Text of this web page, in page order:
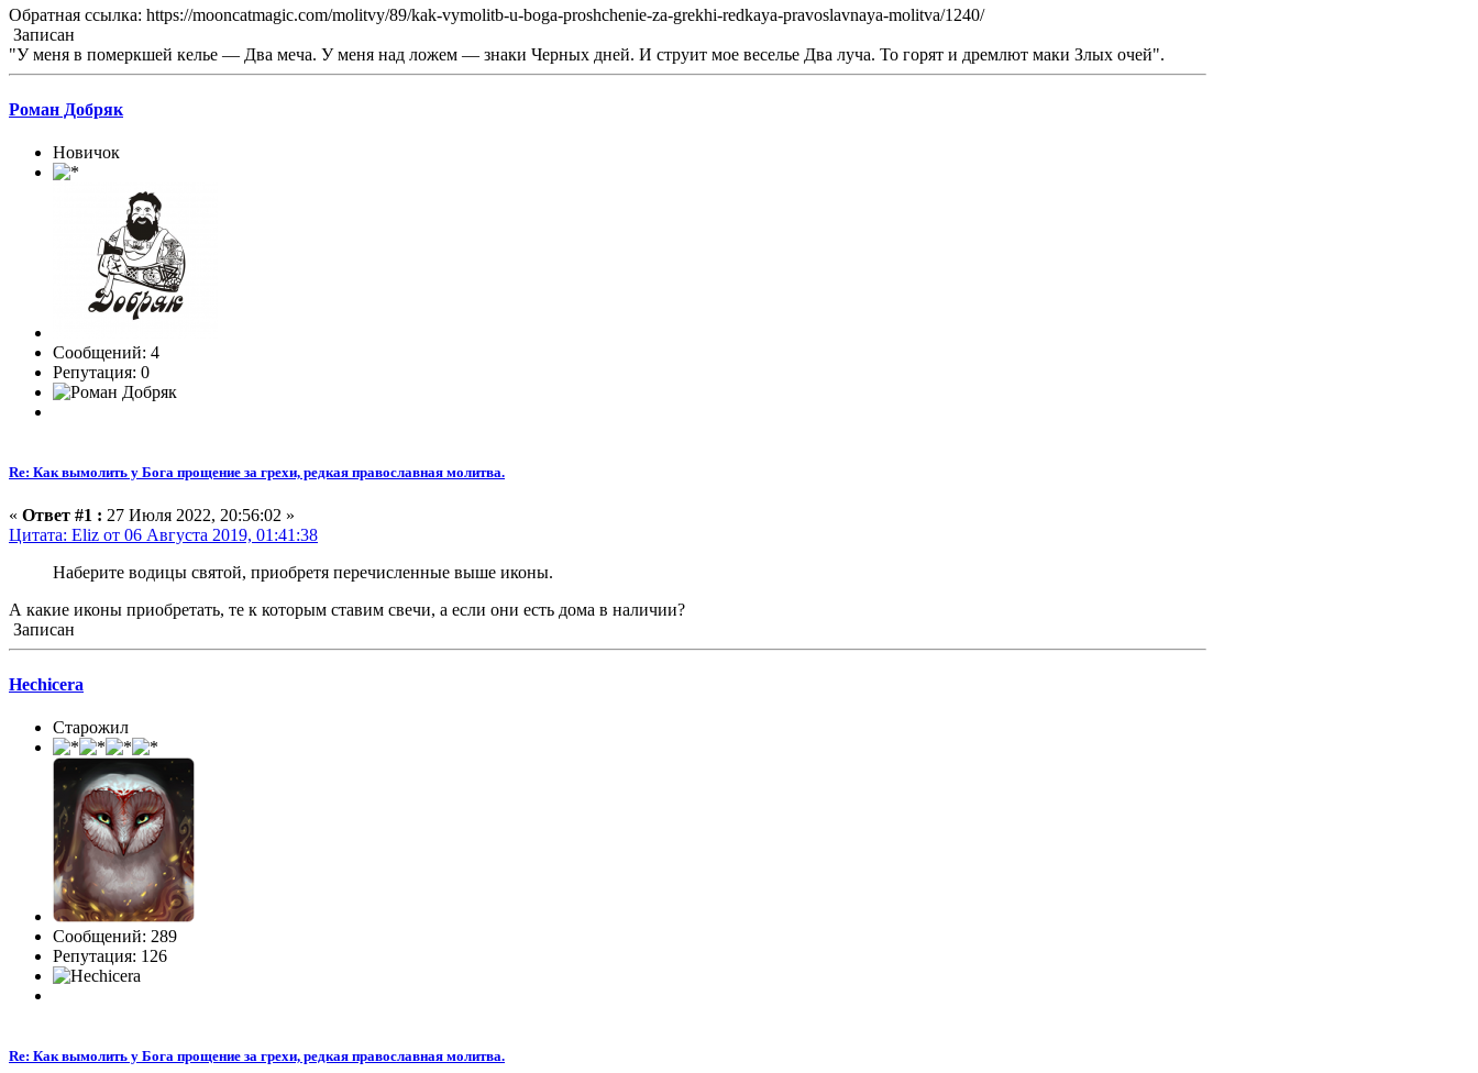
Обратная ссылка: https://mooncatmagic.com/molitvy/89/kak-vymolitb-u-boga-proshchenie-za-grekhi-redkaya-pravoslavnaya-molitva/1240/
Записан
"У меня в померкшей келье — Два меча. У меня над ложем — знаки Черных дней. И струит мое веселье Два луча. То горят и дремлют маки Злых очей".
Роман Добряк
Новичок
Сообщений: 4
Репутация: 0
Re: Как вымолить у Бога прощение за грехи, редкая православная молитва.
« Ответ #1 : 27 Июля 2022, 20:56:02 »
Цитата: Eliz от 06 Августа 2019, 01:41:38
Наберите водицы святой, приобретя перечисленные выше иконы.
А какие иконы приобретать, те к которым ставим свечи, а если они есть дома в наличии?
Записан
Hechicera
Старожил
Сообщений: 289
Репутация: 126
Re: Как вымолить у Бога прощение за грехи, редкая православная молитва.